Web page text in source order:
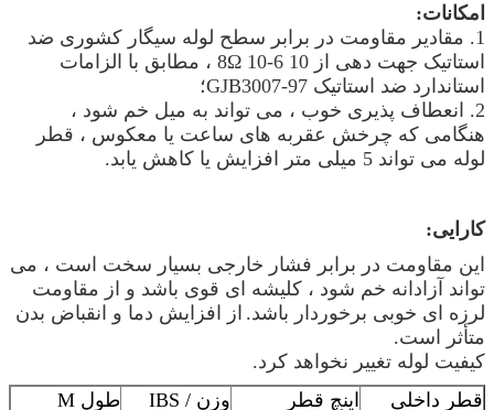
امکانات:
1. مقادیر مقاومت در برابر سطح لوله سیگار کشوری ضد
استاتیک جهت دهی از 10 6-10 8Ω ، مطابق با الزامات
استاندارد ضد استاتیک GJB3007-97؛
2. انعطاف پذیری خوب ، می تواند به میل خم شود ،
هنگامی که چرخش عقربه های ساعت یا معکوس ، قطر
لوله می تواند 5 میلی متر افزایش یا کاهش یابد.
کارایی:
این مقاومت در برابر فشار خارجی بسیار سخت است ، می
تواند آزادانه خم شود ، کلیشه ای قوی باشد و از مقاومت
لرزه ای خوبی برخوردار باشد. از افزایش دما و انقباض بدن
متأثر است.
کیفیت لوله تغییر نخواهد کرد.
قطر داخلی
اینچ قطر
وزن IBS /
طول M